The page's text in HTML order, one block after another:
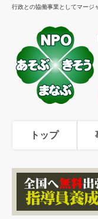
行政との協働事業としてマージ
トップ